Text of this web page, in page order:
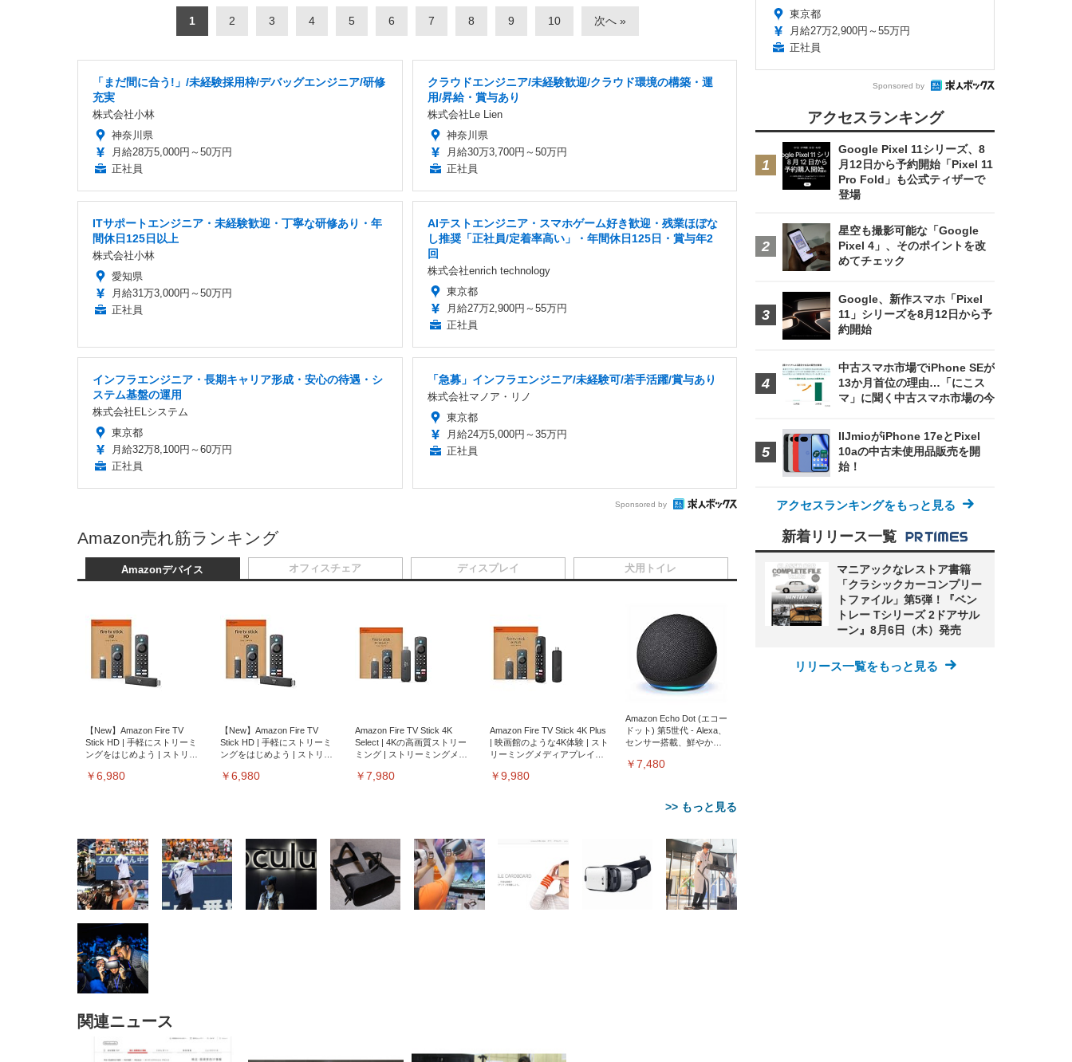
1 2 3 4 5 6 7 8 9 10 次へ
「まだ間に合う!」/未経験採用枠/デバッグエンジニア/研修
充実
株式会社小林
神奈川県
月給28万5,000円～50万円
正社員
クラウドエンジニア/未経験歓迎/クラウド環境の構築・運
用/昇給・賞与あり
株式会社Le Lien
神奈川県
月給30万3,700円～50万円
正社員
ITサポートエンジニア・未経験歓迎・丁寧な研修あり・年
間休日125日以上
株式会社小林
愛知県
月給31万3,000円～50万円
正社員
AIテストエンジニア・スマホゲーム好き歓迎・残業ほぼな
し推奨「正社員/定着率高い」・年間休日125日・賞与年2
回
株式会社enrich technology
東京都
月給27万2,900円～55万円
正社員
インフラエンジニア・長期キャリア形成・安心の待遇・シ
ステム基盤の運用
株式会社ELシステム
東京都
月給32万8,100円～60万円
正社員
「急募」インフラエンジニア/未経験可/若手活躍/賞与あり
株式会社マノア・リノ
東京都
月給24万5,000円～35万円
正社員
Sponsored by
Amazon売れ筋ランキング
Amazonデバイス
【New】Amazon Fire TV
Stick HD | 手軽にストリーミ
ングをはじめよう | ストリー
￥6,980
【New】Amazon Fire TV
Stick HD | 手軽にストリーミ
ングをはじめよう | ストリー
￥6,980
Amazon Fire TV Stick 4K
Select | 4Kの高画質ストリー
ミング | ストリーミングメデ
￥7,980
Amazon Fire TV Stick 4K Plus
| 映画館のような4K体験 | スト
リーミングメディアプレイヤ
￥9,980
Amazon Echo Dot (エコー
ドット) 第5世代 - Alexa、
センサー搭載、鮮やかな
￥7,480
>> もっと見る
オフィスチェア
[EdoErgo] オフィスチェア 椅
子 テレワーク 疲れない 跳ね
上げ式アームレスト コンパク
椅子 360度回転 座面昇降 強化
ナイロン樹脂ベース 通気性メ
WY01(黒網+黒枠+黒足)
￥5,699
ュ ゲーミング/勉強/事務用 お
ゲーミング/勉強/事務用 おし
ディスプレイ
EIZO ビジネス向けプレミア
ムモニター | FlexScan
EV3240X-WT | 31.5型4K
UHD・USB Type-C・ホワイ
犬用トイレ
Amazonベーシック ペットシ
ーツ 薄型 レギュラー 1回使い
捨て 無香料 ホワイト 300枚
￥3,373
関連ニュース
東京都
月給27万2,900円～55万円
正社員
Sponsored by
アクセスランキング
Google Pixel 11シリーズ、8
月12日から予約開始「Pixel 11
Pro Fold」も公式ティザーで
登場
星空も撮影可能な「Google
Pixel 4」、そのポイントを改
めてチェック
Google、新作スマホ「Pixel
11」シリーズを8月12日から予
約開始
中古スマホ市場でiPhone SEが
13か月首位の理由…「にこス
マ」に聞く中古スマホ市場の今
IIJmioがiPhone 17eとPixel
10aの中古未使用品販売を開
始！
アクセスランキングをもっと見る
新着リリース一覧
マニアックなレストア書籍
「クラシックカーコンプリー
トファイル」第5弾！『ベン
トレー Tシリーズ 2ドアサル
ーン』8月6日（木）発売
リリース一覧をもっと見る